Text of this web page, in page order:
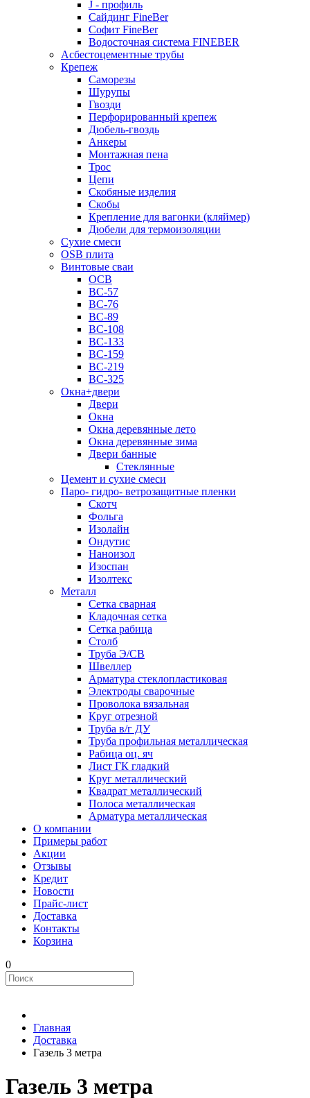
J - профиль
Сайдинг FineBer
Софит FineBer
Водосточная система FINEBER
Асбестоцементные трубы
Крепеж
Саморезы
Шурупы
Гвозди
Перфорированный крепеж
Дюбель-гвоздь
Анкеры
Монтажная пена
Трос
Цепи
Скобяные изделия
Скобы
Крепление для вагонки (кляймер)
Дюбели для термоизоляции
Сухие смеси
OSB плита
Винтовые сваи
ОСВ
ВС-57
ВС-76
ВС-89
ВС-108
ВС-133
ВС-159
ВС-219
ВС-325
Окна+двери
Двери
Окна
Окна деревянные лето
Окна деревянные зима
Двери банные
Стеклянные
Цемент и сухие смеси
Паро- гидро- ветрозащитные пленки
Скотч
Фольга
Изолайн
Ондутис
Наноизол
Изоспан
Изолтекс
Металл
Сетка сварная
Кладочная сетка
Сетка рабица
Столб
Труба Э/СВ
Швеллер
Арматура стеклопластиковая
Электроды сварочные
Проволока вязальная
Круг отрезной
Труба в/г ДУ
Труба профильная металлическая
Рабица оц. яч
Лист ГК гладкий
Круг металлический
Квадрат металлический
Полоса металлическая
Арматура металлическая
О компании
Примеры работ
Акции
Отзывы
Кредит
Новости
Прайс-лист
Доставка
Контакты
Корзина
0
Главная
Доставка
Газель 3 метра
Газель 3 метра